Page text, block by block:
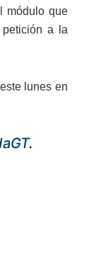
módulo que
a la
lunes en
.